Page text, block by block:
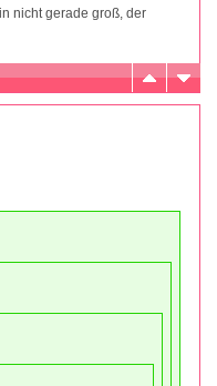
nicht gerade groß, der